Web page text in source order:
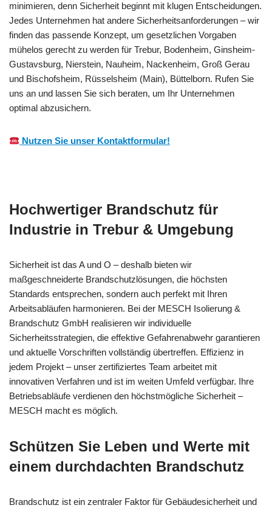
minimieren, denn Sicherheit beginnt mit klugen Entscheidungen.
Jedes Unternehmen hat andere Sicherheitsanforderungen – wir
finden das passende Konzept, um gesetzlichen Vorgaben
mühelos gerecht zu werden für Trebur, Bodenheim, Ginsheim-
Gustavsburg, Nierstein, Nauheim, Nackenheim, Groß Gerau
und Bischofsheim, Rüsselsheim (Main), Büttelborn. Rufen Sie
uns an und lassen Sie sich beraten, um Ihr Unternehmen
optimal abzusichern.
Nutzen Sie unser Kontaktformular!
Hochwertiger Brandschutz für
Industrie in Trebur & Umgebung
Sicherheit ist das A und O – deshalb bieten wir
maßgeschneiderte Brandschutzlösungen, die höchsten
Standards entsprechen, sondern auch perfekt mit Ihren
Arbeitsabläufen harmonieren. Bei der MESCH Isolierung &
Brandschutz GmbH realisieren wir individuelle
Sicherheitsstrategien, die effektive Gefahrenabwehr garantieren
und aktuelle Vorschriften vollständig übertreffen. Effizienz in
jedem Projekt – unser zertifiziertes Team arbeitet mit
innovativen Verfahren und ist im weiten Umfeld verfügbar. Ihre
Betriebsabläufe verdienen den höchstmögliche Sicherheit –
MESCH macht es möglich.
Schützen Sie Leben und Werte mit
einem durchdachten Brandschutz
Brandschutz ist ein zentraler Faktor für Gebäudesicherheit und